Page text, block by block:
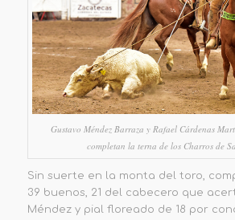
Gustavo Méndez Barraza y Rafael Cárdenas
completan la terna de los Charros de
Sin suerte en la monta del toro,
39 buenos, 21 del cabecero que
Méndez y pial floreado de 18 por